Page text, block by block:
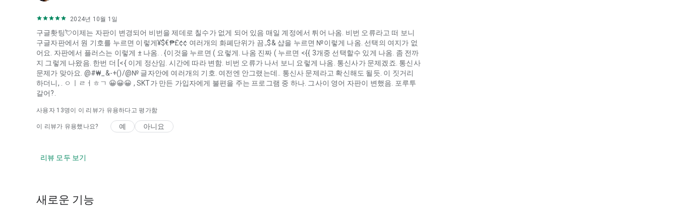
2024년 10월 1일
구글홧팅💘이제는 자판이 변경되어 비번을 제데로 칠수가 없게 되어 있음 매일 계정에서 튀어 나옴. 비번 오류라고 떠 보니
구글자판에서 원 기호를 누르면 이렇게¥$€₱£¢¢ 여러개의 화폐단위가 끔.,$& 샵을 누르면 №이렇게 나옴. 선택의 여지가 없
어요. 자판에서 플러스는 이렇게 ± 나옴. . {이것을 누르면 ( 요렇게. 나옴 진짜 ( 누르면 <{{ 3개중 선택할수 있게 나옴. 좀 전까
지 그렇게 나왔음. 한번 더 [<{ 이게 정산임. 시간에 따라 변함. 비번 오류가 나서 보니 요렇게 나옴. 통신사가 문제겠죠. 통신사
문제가 맞아요. @#₩_&-+()/@№ 글자안에 여러개의 기호. 여전엔 안그랬는데.. 통신사 문제라고 확신해도 될듯. 이 짓거리
하더니, . ㅇㅣㄹㅓㅎㄱ 😀😀😀 , SKT가 만든 가입자에게 불편을 주는 프로그램 중 하나. 그사이 영어 자판이 변했음. 포루투
갈어?.
사용자 13명이 이 리뷰가 유용하다고 평가함
이 리뷰가 유용했나요? 예 아니요
리뷰 모두 보기
새로운 기능